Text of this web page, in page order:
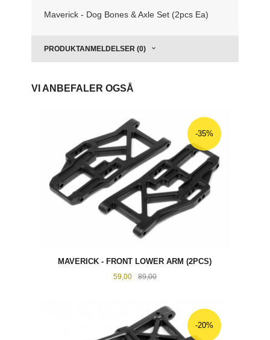
Maverick - Dog Bones & Axle Set (2pcs Ea)
PRODUKTANMELDELSER (0)
VI ANBEFALER OGSÅ
MAVERICK - FRONT LOWER ARM (2PCS)
Tilbud
59,00 89,00Rabatt
-35%
-20%